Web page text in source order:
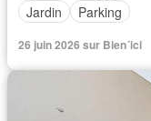
Jardin
Parking
26 juin 2026 sur Bien´ici